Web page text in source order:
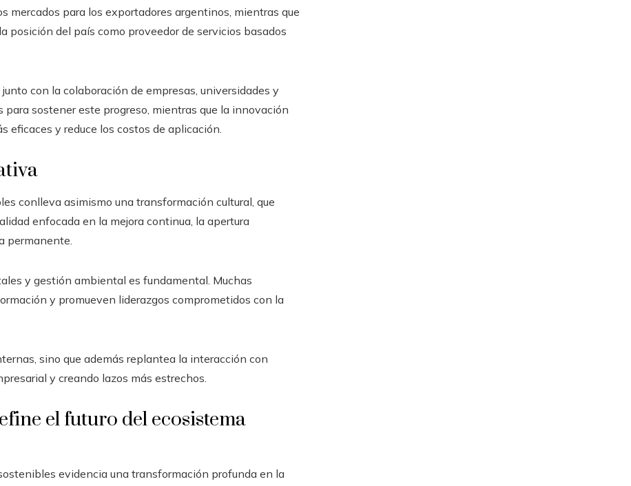
mercados para los exportadores argentinos, mientras que
del país como proveedor de servicios basados
con la colaboración de empresas, universidades y
sostener este progreso, mientras que la innovación
eficaces y reduce los costos de aplicación.
conlleva asimismo una transformación cultural, que
enfocada en la mejora continua, la apertura
permanente.
y gestión ambiental es fundamental. Muchas
y promueven liderazgos comprometidos con la
sino que además replantea la interacción con
y creando lazos más estrechos.
el futuro del ecosistema
evidencia una transformación profunda en la